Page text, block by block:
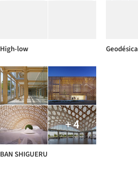
High-low Geodésica
+ 4
BAN SHIGUERU